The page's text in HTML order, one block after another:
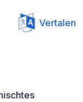
Vertalen